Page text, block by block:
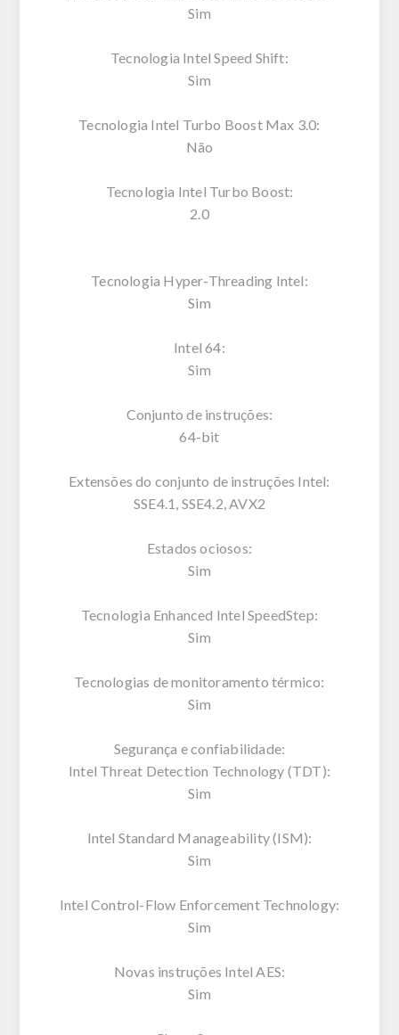
Sim
Tecnologia Intel Speed Shift:
Sim
Tecnologia Intel Turbo Boost Max 3.0:
Não
Tecnologia Intel Turbo Boost:
2.0
Tecnologia Hyper-Threading Intel:
Sim
Intel 64:
Sim
Conjunto de instruções:
64-bit
Extensões do conjunto de instruções Intel:
SSE4.1, SSE4.2, AVX2
Estados ociosos:
Sim
Tecnologia Enhanced Intel SpeedStep:
Sim
Tecnologias de monitoramento térmico:
Sim
Segurança e confiabilidade:
Intel Threat Detection Technology (TDT):
Sim
Intel Standard Manageability (ISM):
Sim
Intel Control-Flow Enforcement Technology:
Sim
Novas instruções Intel AES:
Sim